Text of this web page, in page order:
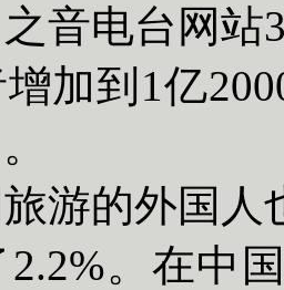
电台网站3
加到1亿
的外国人
。在中